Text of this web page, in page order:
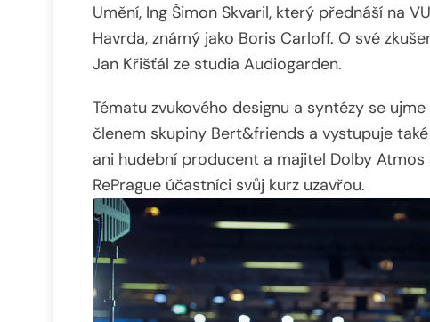
Umění, Ing Šimon Skvaril, který přednáší na
Havrda, známý jako Boris Carloff. O své
Jan Křišťál ze studia Audiogarden.
Tématu zvukového designu a syntézy se
členem skupiny Bert&friends a vystupuje
ani hudební producent a majitel Dolby
RePrague účastníci svůj kurz uzavřou.